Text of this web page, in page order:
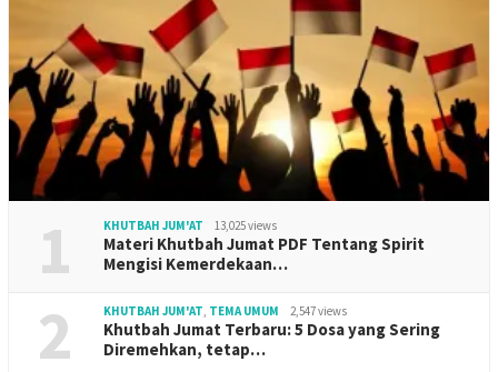
1 KHUTBAH JUM'AT 13,025 views
Materi Khutbah Jumat PDF Tentang Spirit
Mengisi Kemerdekaan…
2 KHUTBAH JUM'AT TEMA UMUM 2,547 views
Khutbah Jumat Terbaru: 5 Dosa yang Sering
Diremehkan, tetap…